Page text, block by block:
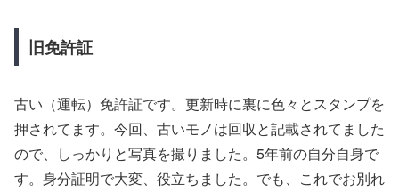
旧免許証
古い（運転）免許証です。更新時に裏に色々とスタンプを
押されてます。今回、古いモノは回収と記載されてました
ので、しっかりと写真を撮りました。5年前の自分自身で
す。身分証明で大変、役立ちました。でも、これでお別れ